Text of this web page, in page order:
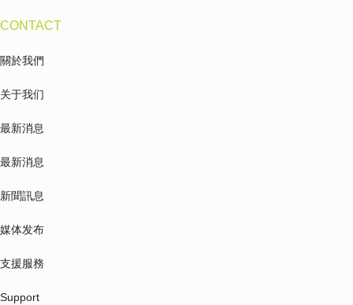
CONTACT
關於我們
关于我们
最新消息
最新消息
新聞訊息
媒体发布
支援服務
Support